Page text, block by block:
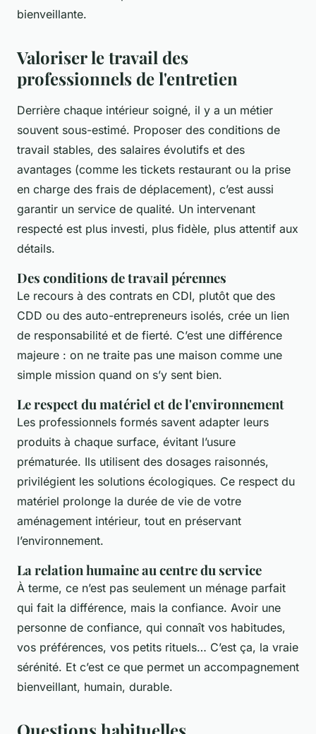
bienveillante.
Valoriser le travail des
professionnels de l'entretien
Derrière chaque intérieur soigné, il y a un métier
souvent sous-estimé. Proposer des conditions de
travail stables, des salaires évolutifs et des
avantages (comme les tickets restaurant ou la prise
en charge des frais de déplacement), c’est aussi
garantir un service de qualité. Un intervenant
respecté est plus investi, plus fidèle, plus attentif aux
détails.
Des conditions de travail pérennes
Le recours à des contrats en CDI, plutôt que des
CDD ou des auto-entrepreneurs isolés, crée un lien
de responsabilité et de fierté. C’est une différence
majeure : on ne traite pas une maison comme une
simple mission quand on s’y sent bien.
Le respect du matériel et de l'environnement
Les professionnels formés savent adapter leurs
produits à chaque surface, évitant l’usure
prématurée. Ils utilisent des dosages raisonnés,
privilégient les solutions écologiques. Ce respect du
matériel prolonge la durée de vie de votre
aménagement intérieur, tout en préservant
l’environnement.
La relation humaine au centre du service
À terme, ce n’est pas seulement un ménage parfait
qui fait la différence, mais la confiance. Avoir une
personne de confiance, qui connaît vos habitudes,
vos préférences, vos petits rituels… C’est ça, la vraie
sérénité. Et c’est ce que permet un accompagnement
bienveillant, humain, durable.